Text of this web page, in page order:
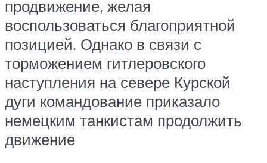
продвижение, желая
воспользоваться благоприятной
позицией. Однако в связи с
торможением гитлеровского
наступления на севере Курской
дуги командование приказало
немецким танкистам продолжить
движение